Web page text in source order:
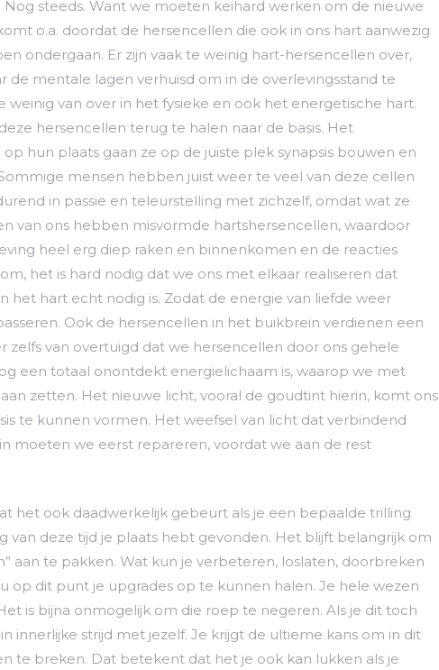
Nog steeds. Want we moeten keihard werken om de nieuwe
o.a. doordat de hersencellen die ook in ons hart aanwezig
ondergaan. Er zijn vaak te weinig hart-hersencellen over,
de mentale lagen verhuisd om in de overlevingsstand te
weinig van over in het fysieke en ook het energetische hart.
hersencellen terug te halen naar de basis. Het
hun plaats gaan ze op de juiste plek synapsis bouwen en
mensen hebben juist weer te veel van deze cellen
in passie en teleurstelling met zichzelf, omdat wat ze
van ons hebben misvormde hartshersencellen, waardoor
heel erg diep raken en binnenkomen en de reacties
het is hard nodig dat we ons met elkaar realiseren dat
het hart echt nodig is. Zodat de energie van liefde weer
Ook de hersencellen in het buikbrein verdienen een
zelfs van overtuigd dat we hersencellen door ons gehele
een totaal onontdekt energielichaam is, waarop we met
zetten. Het nieuwe licht, vooral de goudtint hierin, komt ons
te kunnen vormen. Het weefsel van licht dat verbindend
moeten we eerst repareren, voordat we aan de rest
het ook daadwerkelijk gebeurt als je een bepaalde trilling
van deze tijd je plaats hebt gevonden. Het blijft belangrijk om
aan te pakken. Wat kun je verbeteren, loslaten, doorbreken
op dit punt je upgrades op te kunnen halen. Je hele wezen
is bijna onmogelijk om die roep te negeren. Als je dit toch
innerlijke strijd met jezelf. Je krijgt de ultieme kans om in dit
te breken. Dat betekent dat het je ook kan lukken als je